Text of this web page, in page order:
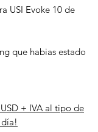
USI Evoke 10 de
que habias estado
+ IVA al tipo de